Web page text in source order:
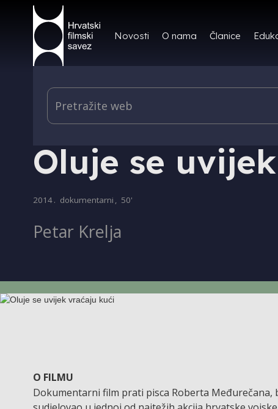
Novosti O nama Članice
PRODUKCIJA
Oluje se
2014. dokumentarni , 50'
Petar Krelja
O FILMU
Dokumentarni film prati pisca Roberta Međurečana,